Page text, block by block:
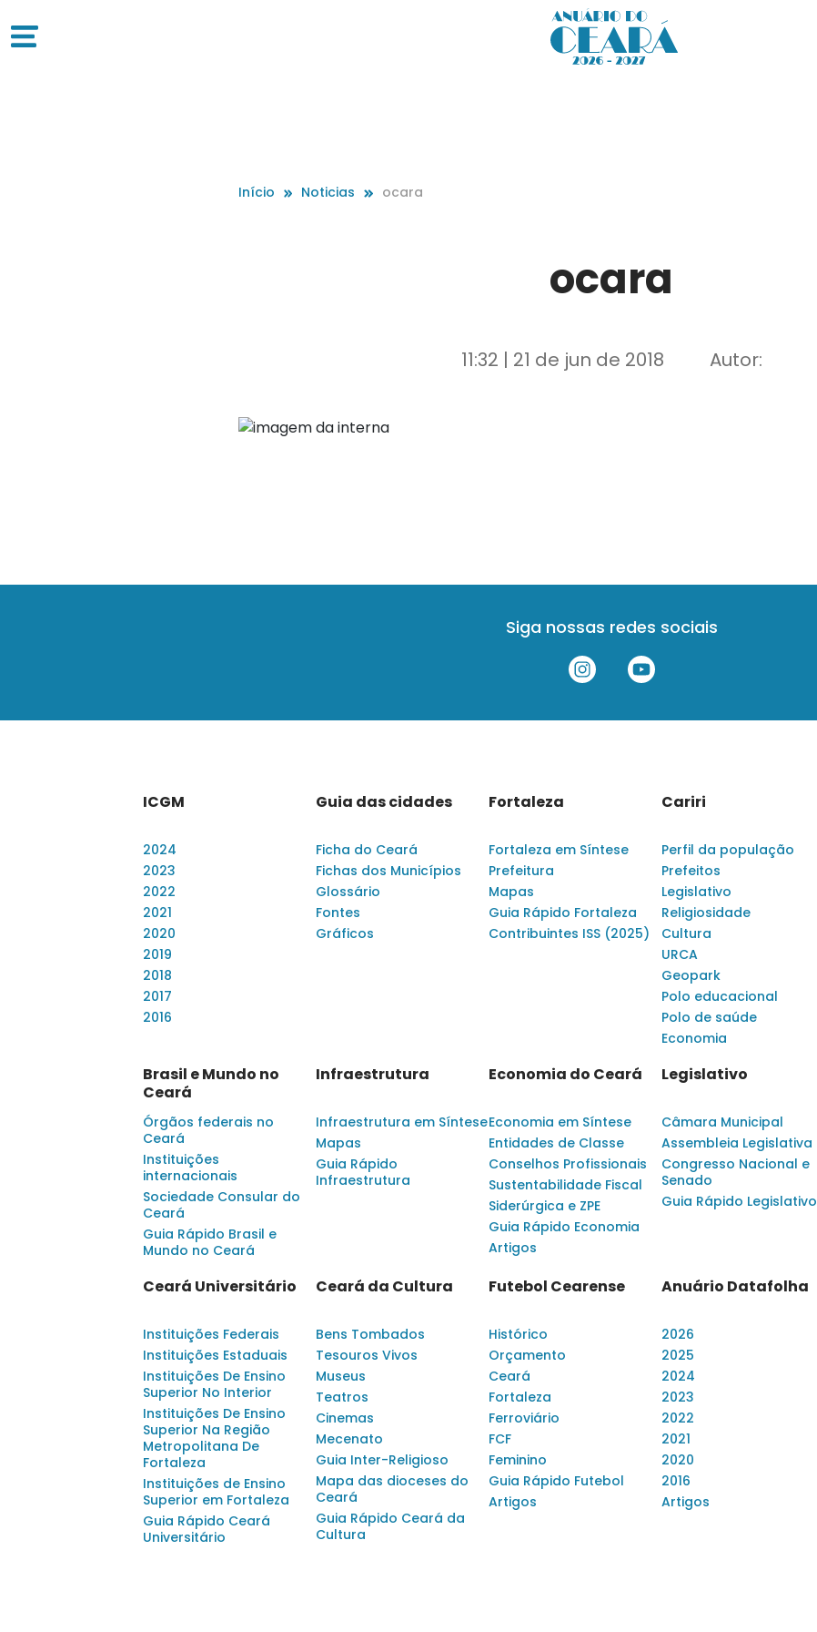
Início Noticias ocara
ocara
11:32 | 21 de jun de 2018 Autor:
Siga nossas redes sociais
ICGM
2024
2023
2022
2021
2020
2019
2018
2017
2016
Guia das cidades
Ficha do Ceará
Fichas dos Municípios
Glossário
Fontes
Gráficos
Fortaleza
Fortaleza em Síntese
Prefeitura
Mapas
Guia Rápido Fortaleza
Contribuintes ISS (2025)
Cariri
Perfil da população
Prefeitos
Legislativo
Religiosidade
Cultura
URCA
Geopark
Polo educacional
Polo de saúde
Economia
Brasil e Mundo no
Ceará
Órgãos federais no
Ceará
Instituições
internacionais
Sociedade Consular do
Ceará
Guia Rápido Brasil e
Mundo no Ceará
Infraestrutura
Infraestrutura em Síntese
Mapas
Guia Rápido
Infraestrutura
Economia do Ceará
Economia em Síntese
Entidades de Classe
Conselhos Profissionais
Sustentabilidade Fiscal
Siderúrgica e ZPE
Guia Rápido Economia
Artigos
Legislativo
Câmara Municipal
Assembleia Legislativa
Congresso Nacional e
Senado
Guia Rápido Legislativo
Ceará Universitário
Instituições Federais
Instituições Estaduais
Instituições De Ensino
Superior No Interior
Instituições De Ensino
Superior Na Região
Metropolitana De
Fortaleza
Instituições de Ensino
Superior em Fortaleza
Guia Rápido Ceará
Universitário
Ceará da Cultura
Bens Tombados
Tesouros Vivos
Museus
Teatros
Cinemas
Mecenato
Guia Inter-Religioso
Mapa das dioceses do
Ceará
Guia Rápido Ceará da
Cultura
Futebol Cearense
Histórico
Orçamento
Ceará
Fortaleza
Ferroviário
FCF
Feminino
Guia Rápido Futebol
Artigos
Anuário Datafolha
2026
2025
2024
2023
2022
2021
2020
2016
Artigos